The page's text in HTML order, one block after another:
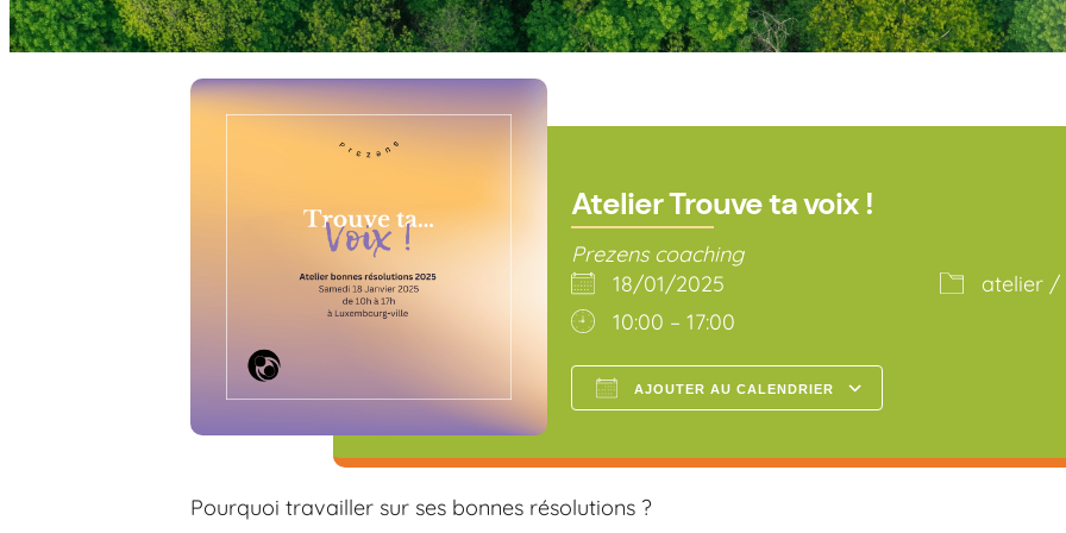
Atelier Trouve ta voix !
Prezens coaching
18/01/2025
10:00 – 17:00
AJOUTER AU CALENDRIER
atelier /
Pourquoi travailler sur ses bonnes résolutions ?